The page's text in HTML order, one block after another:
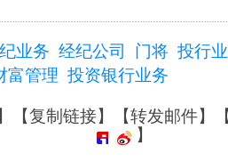
业务 经纪公司 门将 投行
富管理 投资银行业务
【复制链接】【转发邮件】
】